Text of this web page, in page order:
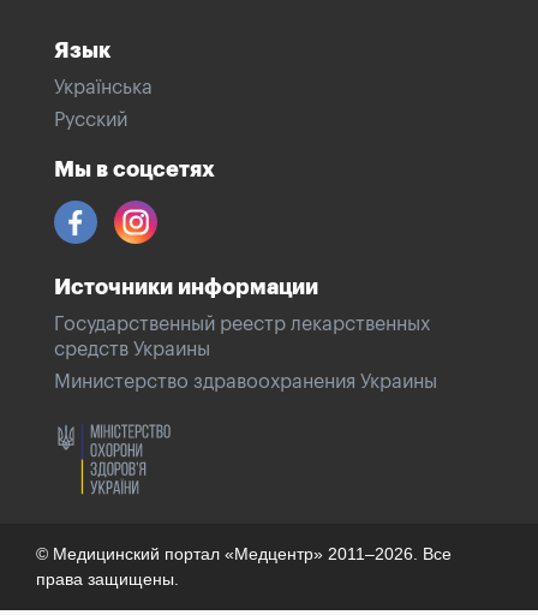
Язык
Українська
Русский
Мы в соцсетях
Источники информации
Государственный реестр лекарственных
средств Украины
Министерство здравоохранения Украины
© Медицинский портал «Медцентр» 2011–2026. Все
права защищены.